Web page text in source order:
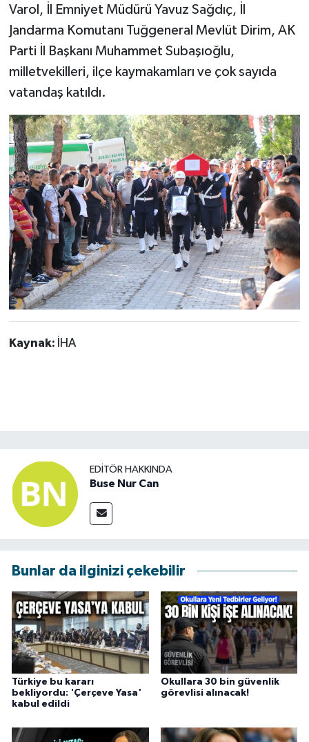
Varol, İl Emniyet Müdürü Yavuz Sağdıç, İl
Jandarma Komutanı Tuğgeneral Mevlüt Dirim, AK
Parti İl Başkanı Muhammet Subaşıoğlu,
milletvekilleri, ilçe kaymakamları ve çok sayıda
vatandaş katıldı.
Kaynak: İHA
EDITÖR HAKKINDA
Buse Nur Can
Bunlar da ilginizi çekebilir
Türkiye bu kararı
bekliyordu: 'Çerçeve Yasa'
kabul edildi
Okullara 30 bin güvenlik
görevlisi alınacak!